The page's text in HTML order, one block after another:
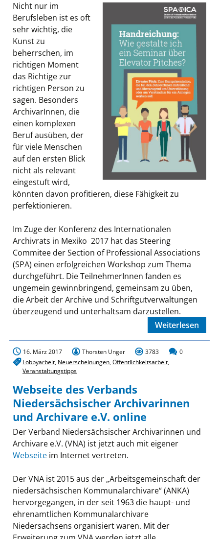
Nicht nur im
Berufsleben ist es oft
sehr wichtig, die
Kunst zu
beherrschen, im
richtigen Moment
das Richtige zur
richtigen Person zu
sagen. Besonders
ArchivarInnen, die
einen komplexen
Beruf ausüben, der
für viele Menschen
auf den ersten Blick
nicht als relevant
eingestuft wird,
könnten davon profitieren, diese Fähigkeit zu
perfektionieren.
Im Zuge der Konferenz des Internationalen
Archivrats in Mexiko 2017 hat das Steering
Commitee der Section of Professional Associations
(SPA) einen erfolgreichen Workshop zum Thema
durchgeführt. Die TeilnehmerInnen fanden es
ungemein gewinnbringend, gemeinsam zu üben,
die Arbeit der Archive und Schriftgutverwaltungen
überzeugend und unterhaltsam darzustellen.
Weiterlesen
16. März 2017 Thorsten Unger 3783
0
Lobbyarbeit, Neuerscheinungen,Öffentlichkeitsarbeit,
Veranstaltungstipps
Webseite des Verbands
Niedersächsischer Archivarinnen
und Archivare e.V. online
Der Verband Niedersächsischer Archivarinnen und
Archivare e.V. (VNA) ist jetzt auch mit eigener
Webseite im Internet vertreten.
Der VNA ist 2015 aus der „Arbeitsgemeinschaft der
niedersächsischen Kommunalarchivare“ (ANKA)
hervorgegangen, in der seit 1963 die haupt- und
ehrenamtlichen Kommunalarchivare
Niedersachsens organisiert waren. Mit der